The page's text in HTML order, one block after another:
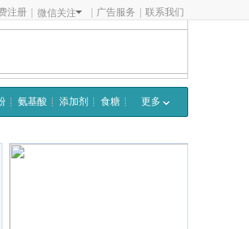
注册 微信关注 广告服务 联系我们
氨基酸 添加剂 食糖 更多